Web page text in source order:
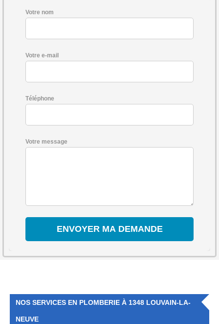
Votre nom
Votre e-mail
Téléphone
Votre message
NOS SERVICES EN PLOMBERIE À 1348 LOUVAIN-LA-
NEUVE